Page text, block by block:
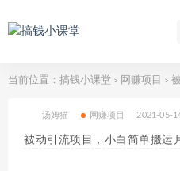
当前位置： 搞钱小课堂 > 网赚项目 >
汤姆猫 网赚项目 2021-05-
被动引流项目，小白简单搬运